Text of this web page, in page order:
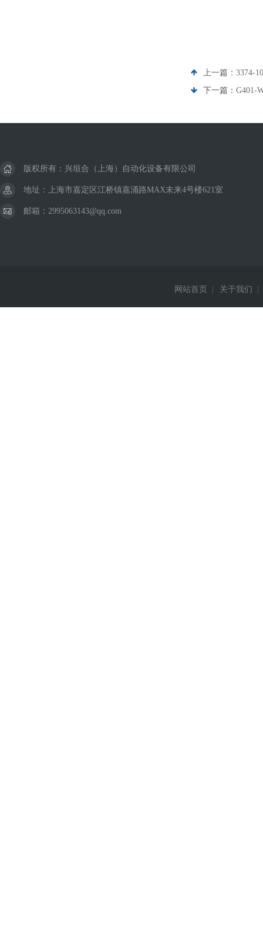
上一篇： 3374-
下一篇： G401-
版权所有：兴垣合（上海）自动化设备有限公司
地址：上海市嘉定区江桥镇嘉涌路MAX未来4号楼621室
邮箱：2995063143@qq.com
网站首页 关于我们